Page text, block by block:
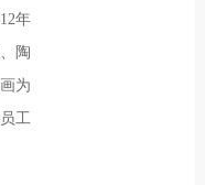
年
陶
为
工